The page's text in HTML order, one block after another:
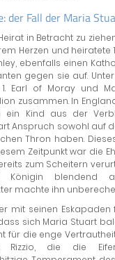
der Fall der Maria
in Betracht zu
Herzen und heiratete
ebenfalls einen
gegen sie auf.
Earl of Moray und
zusammen. In
Kind aus der
Anspruch sowohl auf
Thron haben.
Zeitpunkt war die
zum Scheitern
Königin blendend
machte ihn
mit seinen Eskapaden
sich Maria Stuart
für die enge
Rizzio, die die